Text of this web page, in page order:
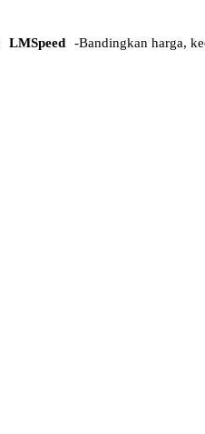
LMSpeed -Bandingkan harga,